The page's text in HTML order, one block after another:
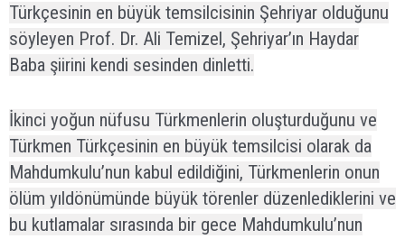
Türkçesinin en büyük temsilcisinin Şehriyar olduğunu
söyleyen Prof. Dr. Ali Temizel, Şehriyar’ın Haydar
Baba şiirini kendi sesinden dinletti.
İkinci yoğun nüfusu Türkmenlerin oluşturduğunu ve
Türkmen Türkçesinin en büyük temsilcisi olarak da
Mahdumkulu’nun kabul edildiğini, Türkmenlerin onun
ölüm yıldönümünde büyük törenler düzenlediklerini ve
bu kutlamalar sırasında bir gece Mahdumkulu’nun